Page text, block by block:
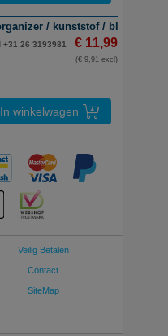
/ kunststof / blauw
26 3193981 € 11,99
(€ 9,91 excl)
In winkelwagen
Veilig Betalen
Contact
SiteMap